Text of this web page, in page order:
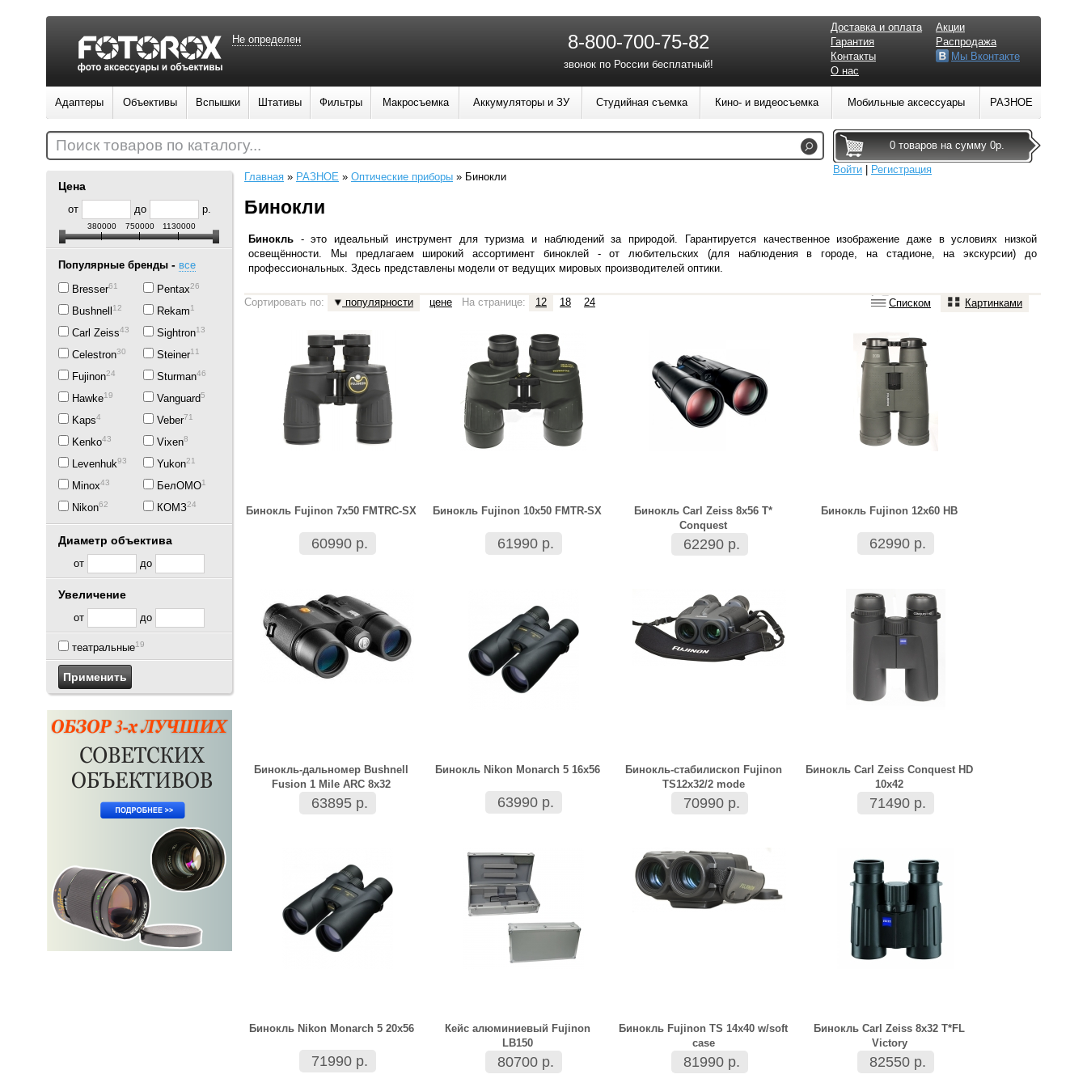
Цена
от до р.
380000 750000 1130000
Популярные бренды - все
Bresser61
Bushnell12
Carl Zeiss43
Celestron30
Fujinon24
Hawke19
Kaps4
Kenko43
Levenhuk93
Minox43
Nikon62
Pentax26
Rekam1
Sightron13
Steiner11
Sturman46
Vanguard5
Veber71
Vixen8
Yukon21
БелОМО1
КОМЗ24
Диаметр объектива
от до
Увеличение
от до
театральные19
Главная » РАЗНОЕ » Оптические приборы » Бинокли
Бинокли
Бинокль -это идеальный инструмент для туризма и наблюдений за природой. Гарантируется качественное изображение даже в условиях низкой
освещённости. Мы предлагаем широкий ассортимент биноклей - от любительских (для наблюдения в городе, на стадионе, на экскурсии) до
профессиональных. Здесь представлены модели от ведущих мировых производителей оптики.
Сортировать по: популярности цене На странице: 12 18 24 Списком Картинками
Бинокль Fujinon 7х50 FMTRC-SX
60990 р.
Бинокль Fujinon 10х50 FMTR-SX
61990 р.
Бинокль Carl Zeiss 8x56 T*
Conquest
62290 р.
Бинокль Fujinon 12х60 HB
62990 р.
Бинокль-дальномер Bushnell
Fusion 1 Mile ARC 8x32
63895 р.
Бинокль Nikon Monarch 5 16x56
63990 р.
Бинокль-стабилископ Fujinon
TS12x32/2 mode
70990 р.
Бинокль Carl Zeiss Conquest HD
10x42
71490 р.
Бинокль Nikon Monarch 5 20x56
71990 р.
Кейс алюминиевый Fujinon
LB150
80700 р.
Бинокль Fujinon TS 14x40 w/soft
case
81990 р.
Бинокль Carl Zeiss 8x32 T*FL
Victory
82550 р.
Не определен 8-800-700-75-82
звонок по России бесплатный!
Доставка и оплата
Гарантия
Контакты
О нас
Акции
Распродажа
Мы Вконтакте
Адаптеры Объективы Вспышки Штативы Фильтры Макросъемка Аккумуляторы и ЗУ Студийная съемка Кино- и видеосъемка Мобильные аксессуары РАЗНОЕ
0 товаров на сумму 0р.
Войти
Регистрация
Поиск товаров по каталогу...